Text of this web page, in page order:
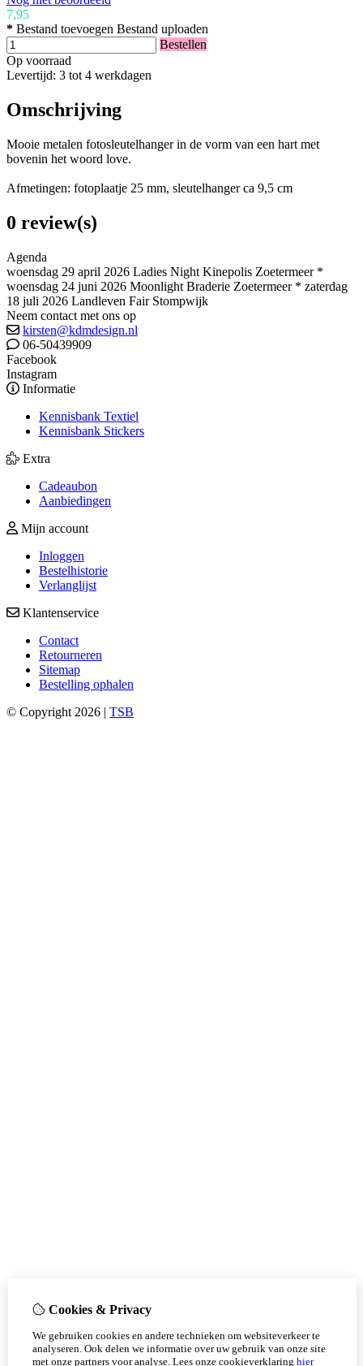
7,95
* Bestand toevoegen Bestand uploaden
Bestellen
Op voorraad
Levertijd: 3 tot 4 werkdagen
Omschrijving
Mooie metalen fotosleutelhanger in de vorm van een hart met
bovenin het woord love.
Afmetingen: fotoplaatje 25 mm, sleutelhanger ca 9,5 cm
0 review(s)
Agenda
woensdag 29 april 2026 Ladies Night Kinepolis Zoetermeer *
woensdag 24 juni 2026 Moonlight Braderie Zoetermeer * zaterdag
18 juli 2026 Landleven Fair Stompwijk
Neem contact met ons op
kirsten@kdmdesign.nl
06-50439909
Facebook
Instagram
Informatie
Kennisbank Textiel
Kennisbank Stickers
Extra
Cadeaubon
Aanbiedingen
Mijn account
Inloggen
Bestelhistorie
Verlanglijst
Klantenservice
Contact
Retourneren
Sitemap
Bestelling ophalen
© Copyright 2026 | TSB
Cookies & Privacy
We gebruiken cookies en andere technieken om websiteverkeer te
analyseren. Ook delen we informatie over uw gebruik van onze site
met onze partners voor analyse. Lees onze cookieverklaring hier